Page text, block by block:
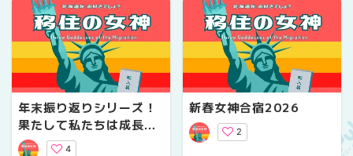
年末振り返りシリーズ！
果たして私たちは成長し
ているのか？
4
新春女神合宿2026
2